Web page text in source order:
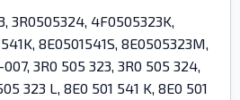
3R0505324, 4F0505323K,
8E0501541S, 8E0505323M,
3R0 505 323, 3R0 505 324,
323 L, 8E0 501 541 K, 8E0 501